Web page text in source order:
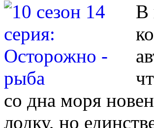
В
со дна моря
лодку, но